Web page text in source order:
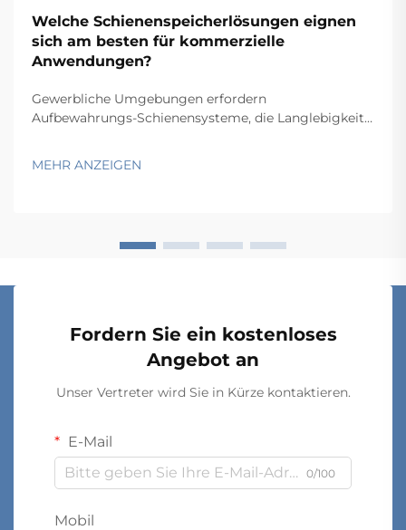
Welche Schienenspeicherlösungen eignen
sich am besten für kommerzielle
Anwendungen?
Gewerbliche Umgebungen erfordern
Aufbewahrungs-Schienensysteme, die Langlebigkeit,
Anforderungen erfüllen. Von Lagern und
MEHR ANZEIGEN
Fordern Sie ein kostenloses
Angebot an
Unser Vertreter wird Sie in Kürze kontaktieren.
E-Mail
0/100
Mobil